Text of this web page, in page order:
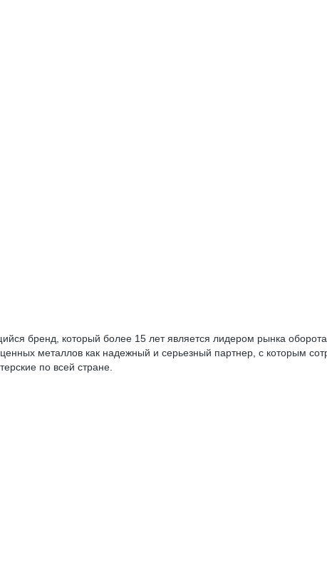
бренд, который более 15 лет является лидером рынка оборота
металлов как надежный и серьезный партнер, с
по всей стране.